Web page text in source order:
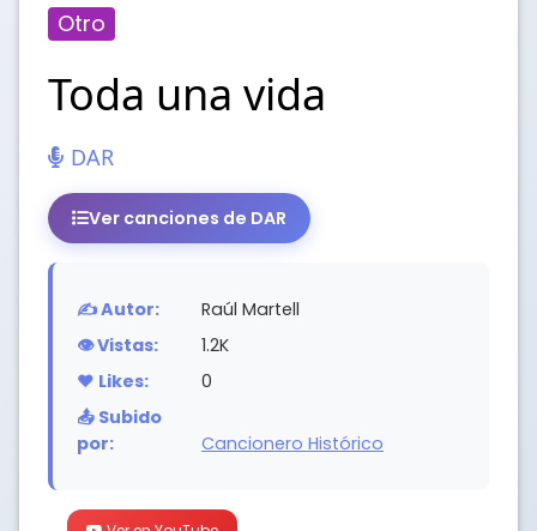
Otro
Toda una vida
DAR
Ver canciones de DAR
✍️ Autor:
Raúl Martell
👁️ Vistas:
1.2K
❤️ Likes:
0
📤 Subido
por:
Cancionero Histórico